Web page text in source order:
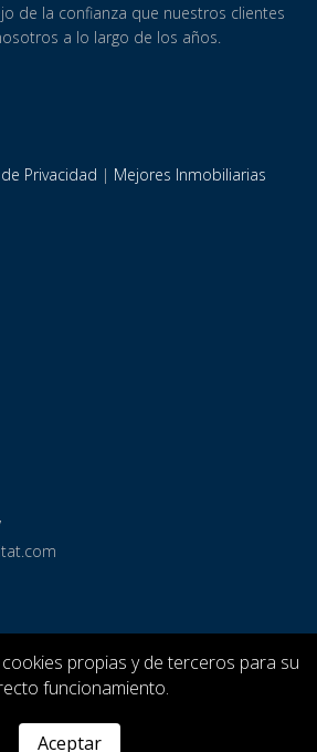
de la confianza que nuestros clientes
a lo largo de los años.
Privacidad | Mejores Inmobiliarias
propias y de terceros para su
funcionamiento.
Aceptar